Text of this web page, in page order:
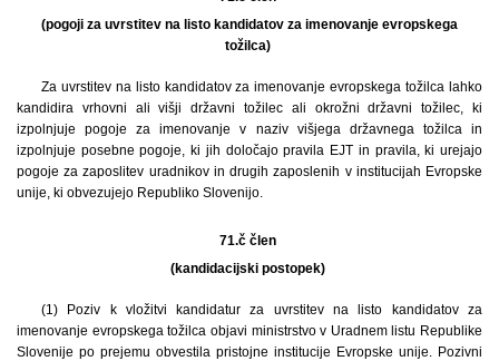
(pogoji za uvrstitev na listo kandidatov za imenovanje evropskega
tožilca)
Za uvrstitev na listo kandidatov za imenovanje evropskega tožilca lahko
kandidira vrhovni ali višji državni tožilec ali okrožni državni tožilec, ki
izpolnjuje pogoje za imenovanje v naziv višjega državnega tožilca in
izpolnjuje posebne pogoje, ki jih določajo pravila EJT in pravila, ki urejajo
pogoje za zaposlitev uradnikov in drugih zaposlenih v institucijah Evropske
unije, ki obvezujejo Republiko Slovenijo.
71.č člen
(kandidacijski postopek)
(1) Poziv k vložitvi kandidatur za uvrstitev na listo kandidatov za
imenovanje evropskega tožilca objavi ministrstvo v Uradnem listu Republike
Slovenije po prejemu obvestila pristojne institucije Evropske unije. Pozivni